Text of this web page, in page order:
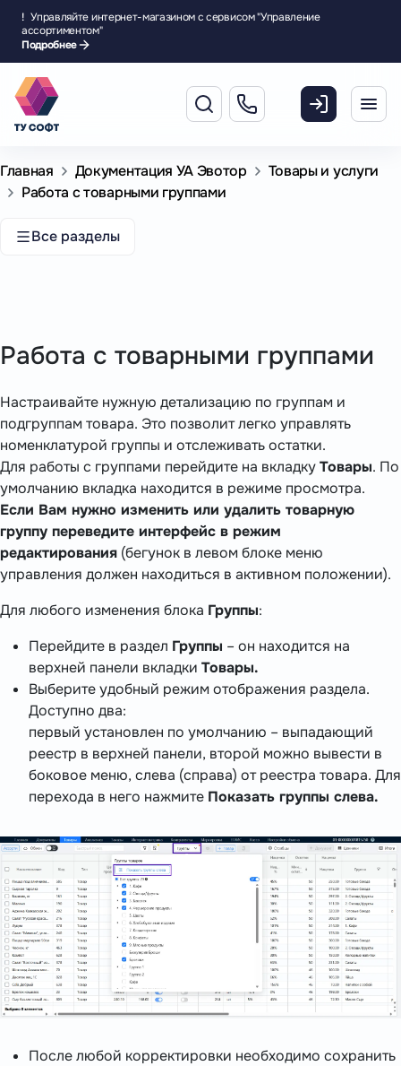
! Управляйте интернет-магазином с сервисом "Управление
ассортиментом"
Подробнее
Главная Документация УА Эвотор
Товары и услуги
Работа с товарными группами
Все разделы
Работа с товарными группами
Настраивайте нужную детализацию по группам и
подгруппам товара. Это позволит легко управлять
номенклатурой группы и отслеживать остатки.
Для работы с группами перейдите на вкладкуТовары. По
умолчанию вкладка находится в режиме просмотра.
Если Вам нужно изменить или удалить товарную
группу переведите интерфейс в режим
редактирования (бегунок в левом блоке меню
управления должен находиться в активном положении).
Для любого изменения блока Группы:
Перейдите в раздел Группы – он находится на
верхней панели вкладки Товары.
Выберите удобный режим отображения раздела.
Доступно два:
первый установлен по умолчанию – выпадающий
реестр в верхней панели, второй можно вывести в
боковое меню, слева (справа) от реестра товара. Для
перехода в него нажмите Показать группы слева.
После любой корректировки необходимо сохранить